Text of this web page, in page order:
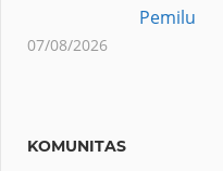
Pemilu
07/08/2026
KOMUNITAS